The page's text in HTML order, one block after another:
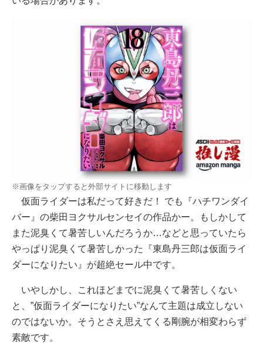
※画像をタップすると外部サイトに移動します
仮面ライダーは私だって好きだ！ でも『ハチワンダイ
バー』の柴田ヨクサルセンセイの作品かー。もしかして
また泥臭くて暑苦しいんだろうか…などと思っていたら
やっぱり泥臭くて暑苦しかった『東島丹三郎は仮面ライ
ダーになりたい』が超絶セール中です。
いやしかし、これほどまでに泥臭くて暑苦しくない
と、”仮面ライダーになりたい”なんて主題は成立しない
のではないか。そうとさえ思えてくる剛腕が相変わらず
素敵です。